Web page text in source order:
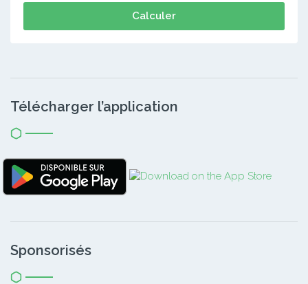
Calculer
Télécharger l’application
Sponsorisés